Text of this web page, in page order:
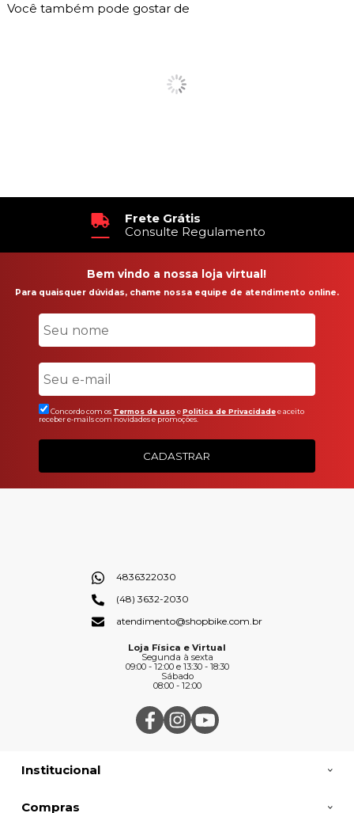
Você também pode gostar de
Frete Grátis
Consulte Regulamento
Bem vindo a nossa loja virtual!
Para quaisquer dúvidas, chame nossa equipe de atendimento online.
Concordo com os Termos de uso ePolitica de Privacidadee aceito
receber e-mails com novidades e promoções.
CADASTRAR
Institucional
Compras
4836322030
(48) 3632-2030
atendimento@shopbike.com.br
Loja Física e Virtual
Segunda à sexta
09:00 - 12:00 e 13:30 - 18:30
Sábado
08:00 - 12:00